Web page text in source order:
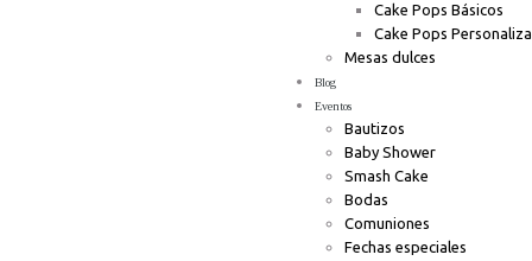
Cake Pops Básicos
Cake Pops
Mesas dulces
Blog
Eventos
Bautizos
Baby Shower
Smash Cake
Bodas
Comuniones
Fechas especiales